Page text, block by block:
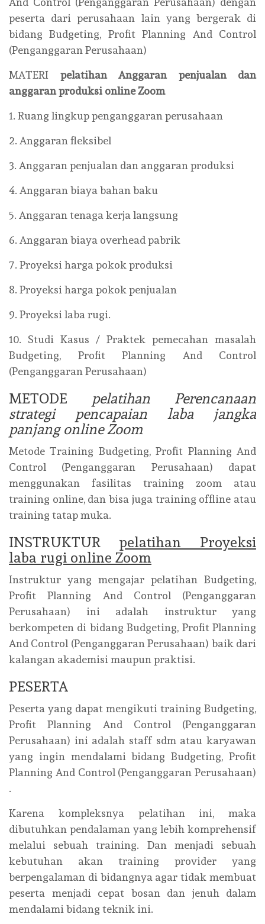
peserta dari perusahaan lain yang bergerak di
bidang Budgeting, Profit Planning And Control
(Penganggaran Perusahaan)
MATERI pelatihan Anggaran penjualan dan
anggaran produksi online Zoom
1. Ruang lingkup penganggaran perusahaan
2. Anggaran fleksibel
3. Anggaran penjualan dan anggaran produksi
4. Anggaran biaya bahan baku
5. Anggaran tenaga kerja langsung
6. Anggaran biaya overhead pabrik
7. Proyeksi harga pokok produksi
8. Proyeksi harga pokok penjualan
9. Proyeksi laba rugi.
10. Studi Kasus / Praktek pemecahan masalah
Budgeting, Profit Planning And Control
(Penganggaran Perusahaan)
METODE pelatihan Perencanaan
strategi pencapaian laba jangka
panjang online Zoom
Metode Training Budgeting, Profit Planning And
Control (Penganggaran Perusahaan) dapat
menggunakan fasilitas training zoom atau
training online, dan bisa juga training offline atau
training tatap muka.
INSTRUKTUR pelatihan Proyeksi
laba rugi online Zoom
Instruktur yang mengajar pelatihan Budgeting,
Profit Planning And Control (Penganggaran
Perusahaan) ini adalah instruktur yang
berkompeten di bidang Budgeting, Profit Planning
And Control (Penganggaran Perusahaan) baik dari
kalangan akademisi maupun praktisi.
PESERTA
Peserta yang dapat mengikuti training Budgeting,
Profit Planning And Control (Penganggaran
Perusahaan) ini adalah staff sdm atau karyawan
yang ingin mendalami bidang Budgeting, Profit
Planning And Control (Penganggaran Perusahaan)
.
Karena kompleksnya pelatihan ini, maka
dibutuhkan pendalaman yang lebih komprehensif
melalui sebuah training. Dan menjadi sebuah
kebutuhan akan training provider yang
berpengalaman di bidangnya agar tidak membuat
peserta menjadi cepat bosan dan jenuh dalam
mendalami bidang teknik ini.